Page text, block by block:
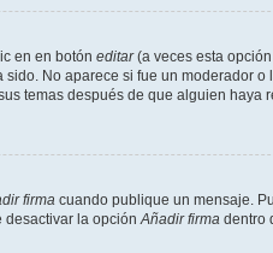
en en botón editar(a veces esta
No aparece si fue un moderador
temas después de que alguien haya
firma cuando publique un mensaje.
desactivar la opción Añadir firma dentro